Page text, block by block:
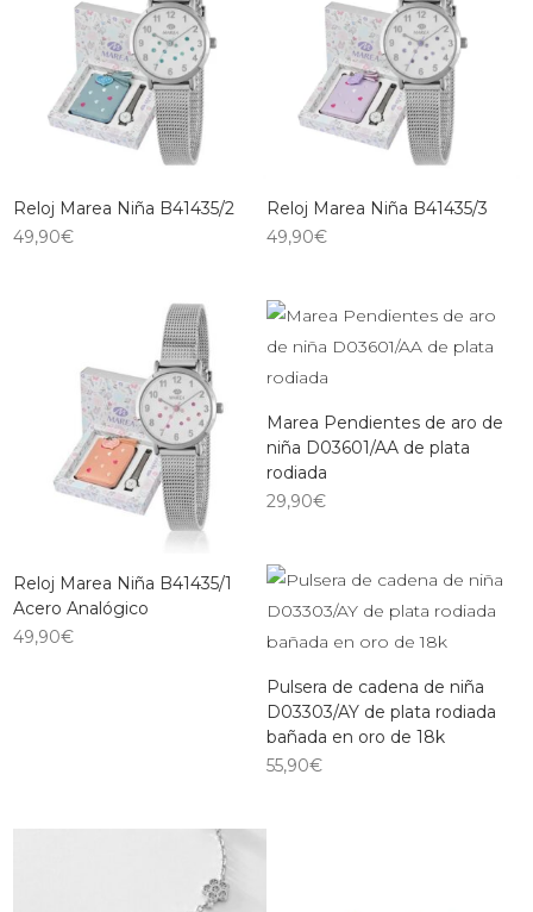
Reloj Marea Niña B41435/2
49,90€
Reloj Marea Niña B41435/3
49,90€
Reloj Marea Niña B41435/1
Acero Analógico
49,90€
Marea Pendientes de aro de
niña D03601/AA de plata
rodiada
29,90€
Pulsera de cadena de niña
D03303/AY de plata rodiada
bañada en oro de 18k
55,90€